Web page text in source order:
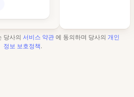
당사의 서비스 약관 에 동의하며 당사의 개인
정보 보호정책.